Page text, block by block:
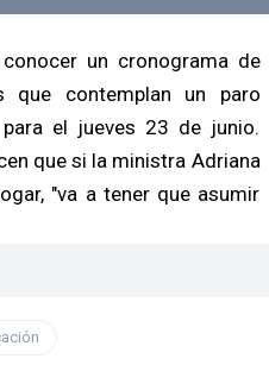
un cronograma de
que contemplan un paro
el jueves 23 de junio.
que si la ministra Adriana
"va a tener que asumir